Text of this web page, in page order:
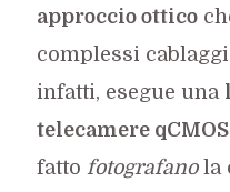
approccio ottico
complessi
infatti, esegue una
telecamere
fatto fotografanola